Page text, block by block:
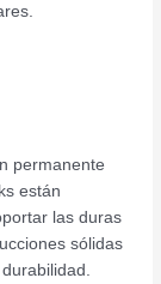
permanente
están
las duras
sólidas